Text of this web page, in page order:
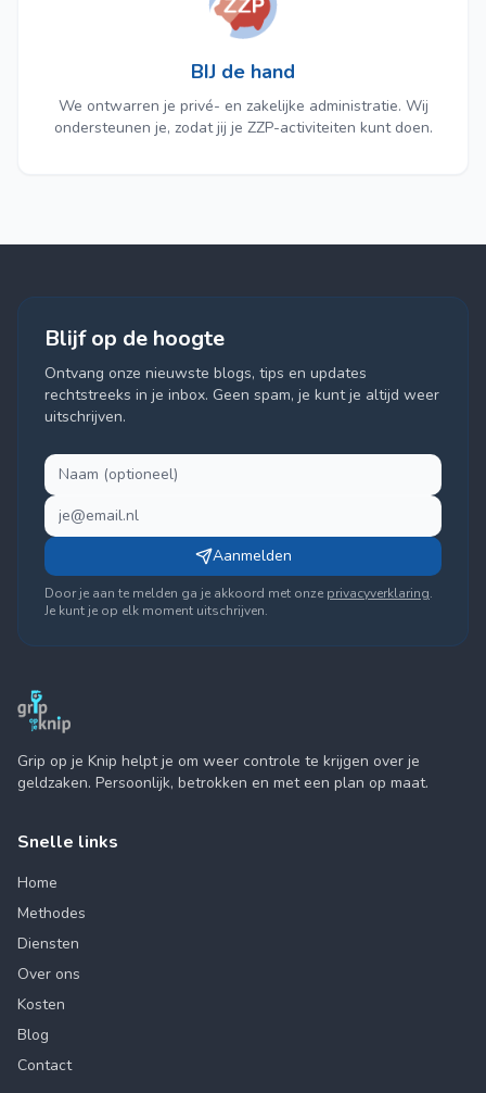
BIJ de hand
We ontwarren je privé- en zakelijke administratie. Wij
ondersteunen je, zodat jij je ZZP-activiteiten kunt doen.
Blijf op de hoogte
Ontvang onze nieuwste blogs, tips en updates
rechtstreeks in je inbox. Geen spam, je kunt je altijd weer
uitschrijven.
Aanmelden
Door je aan te melden ga je akkoord met onze privacyverklaring.
Je kunt je op elk moment uitschrijven.
Grip op je Knip helpt je om weer controle te krijgen over je
geldzaken. Persoonlijk, betrokken en met een plan op maat.
Snelle links
Home
Methodes
Diensten
Over ons
Kosten
Blog
Contact